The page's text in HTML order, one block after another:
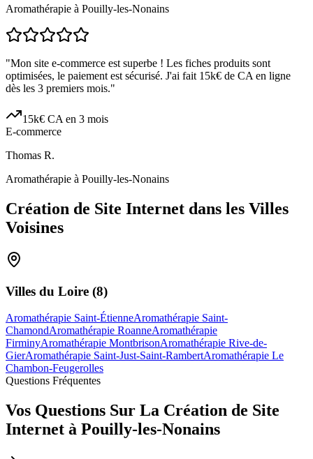
Aromathérapie à Pouilly-les-Nonains
"Mon site e-commerce est superbe ! Les fiches produits sont
optimisées, le paiement est sécurisé. J'ai fait 15k€ de CA en ligne
dès les 3 premiers mois."
15k€ CA en 3 mois
E-commerce
Thomas R.
Aromathérapie à Pouilly-les-Nonains
Création de Site Internet dans les Villes
Voisines
Villes du Loire (8)
Aromathérapie Saint-ÉtienneAromathérapie Saint-
ChamondAromathérapie RoanneAromathérapie
FirminyAromathérapie MontbrisonAromathérapie Rive-de-
GierAromathérapie Saint-Just-Saint-RambertAromathérapie Le
Chambon-Feugerolles
Questions Fréquentes
Vos Questions Sur La Création de Site
Internet à Pouilly-les-Nonains